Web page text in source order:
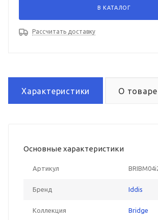
В КАТАЛОГ
Рассчитать доставку
Характеристики О товаре
Основные характеристики
Артикул
Бренд Iddis
Коллекция Bridge